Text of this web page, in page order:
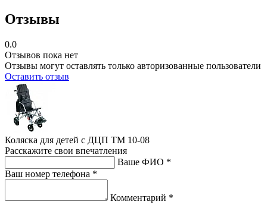
Отзывы
0.0
Отзывов пока нет
Отзывы могут оставлять только авторизованные пользователи
Оставить отзыв
Коляска для детей с ДЦП TM 10-08
Расскажите свои впечатления
Ваше ФИО *
Ваш номер телефона *
Комментарий *